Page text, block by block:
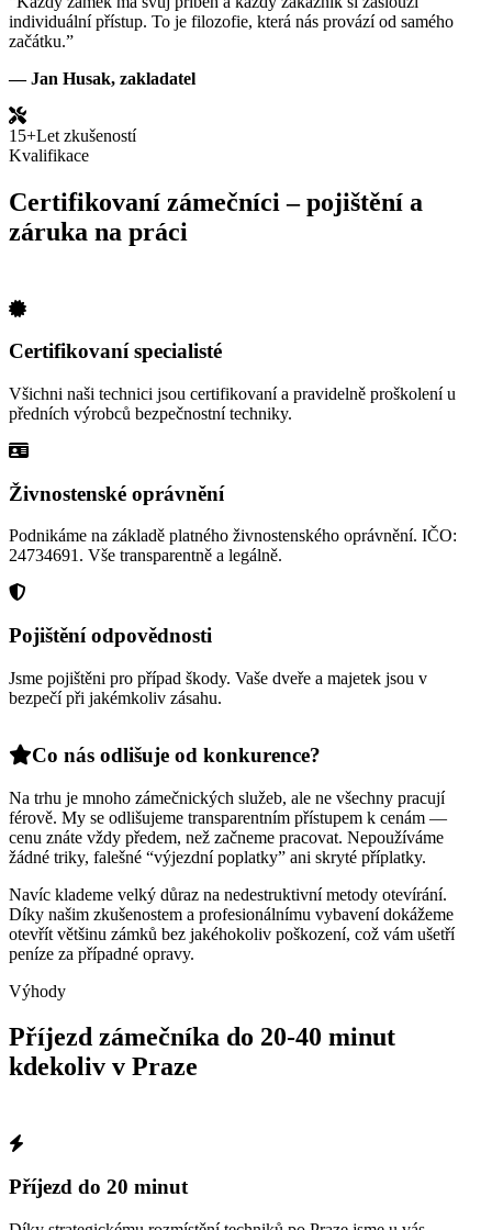
individuální přístup. To je filozofie, která nás provází od samého
začátku.”
— Jan Husak, zakladatel
15+Let zkušeností
Kvalifikace
Certifikovaní zámečníci – pojištění a
záruka na práci
Certifikovaní specialisté
Všichni naši technici jsou certifikovaní a pravidelně proškolení u
předních výrobců bezpečnostní techniky.
Živnostenské oprávnění
Podnikáme na základě platného živnostenského oprávnění. IČO:
24734691. Vše transparentně a legálně.
Pojištění odpovědnosti
Jsme pojištěni pro případ škody. Vaše dveře a majetek jsou v
bezpečí při jakémkoliv zásahu.
Co nás odlišuje od konkurence?
Na trhu je mnoho zámečnických služeb, ale ne všechny pracují
férově. My se odlišujeme transparentním přístupem k cenám —
cenu znáte vždy předem, než začneme pracovat. Nepoužíváme
žádné triky, falešné “výjezdní poplatky” ani skryté příplatky.
Navíc klademe velký důraz na nedestruktivní metody otevírání.
Díky našim zkušenostem a profesionálnímu vybavení dokážeme
otevřít většinu zámků bez jakéhokoliv poškození, což vám ušetří
peníze za případné opravy.
Výhody
Příjezd zámečníka do 20-40 minut
kdekoliv v Praze
Příjezd do 20 minut